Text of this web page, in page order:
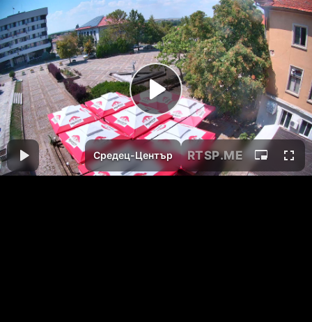
Средец-Център RTSP.ME